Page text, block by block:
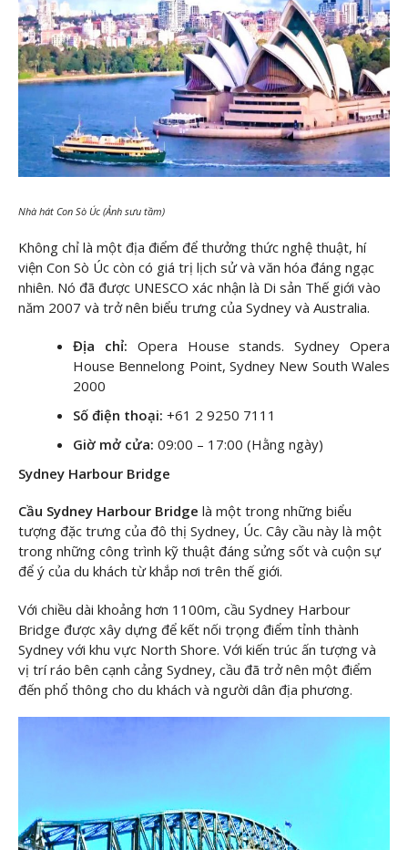
Nhà hát Con Sò Úc (Ảnh sưu tầm)
Không chỉ là một địa điểm để thưởng thức nghệ thuật, hí
viện Con Sò Úc còn có giá trị lịch sử và văn hóa đáng ngạc
nhiên. Nó đã được UNESCO xác nhận là Di sản Thế giới vào
năm 2007 và trở nên biểu trưng của Sydney và Australia.
Địa chỉ: Opera House stands. Sydney Opera
House Bennelong Point, Sydney New South Wales
2000
Số điện thoại: +61 2 9250 7111
Giờ mở cửa: 09:00 – 17:00 (Hằng ngày)
Sydney Harbour Bridge
Cầu Sydney Harbour Bridge là một trong những biểu
tượng đặc trưng của đô thị Sydney, Úc. Cây cầu này là một
trong những công trình kỹ thuật đáng sửng sốt và cuộn sự
để ý của du khách từ khắp nơi trên thế giới.
Với chiều dài khoảng hơn 1100m, cầu Sydney Harbour
Bridge được xây dựng để kết nối trọng điểm tỉnh thành
Sydney với khu vực North Shore. Với kiến trúc ấn tượng và
vị trí ráo bên cạnh cảng Sydney, cầu đã trở nên một điểm
đến phổ thông cho du khách và người dân địa phương.